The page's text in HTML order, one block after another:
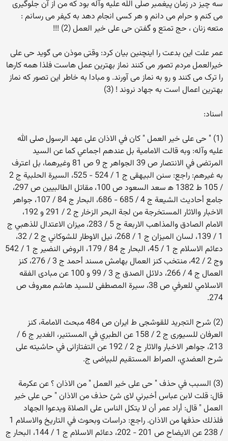
سه چيز در زمان پيغمبر صلّى اللّه عليه وآله بود كه من از آن جلوگيرى
مى كنم و حرام مى دانم و هر كسى انجام دهد به كيفر مى رسانم :
متعه زنان ، حج تمتع و گفتن حى على خير العمل (2) !!!
عمر علت این بدعت را اینچنین بیان کرد: وقتی موذن می گوید حی علی
خیرالعمل مردم تصور می کنند نماز بهترین عمل هاست فلذا همه کارها
را ترک می کنند و رو به نماز می آورند. و مبادا به خاطر این تصور که نماز
بهترین اعمال است به جهاد نروند ! (3)
اسناد:
(1) " حى على خير العمل " كان في الاذان على عهد الرسول صلى الله
عليه وآله: وبه قالت الامامية بل عندهم اجماعي كما عن السيد
المرتضى في الانتصار ص 39 الجواهر ج 9 ص 81 وغيرهما، بل اعترف
به غيرهم: راجع: سنن البيهقى ج 1 / 524 - 525، السيرة الحلبية ج 2
/ 105 ط 1382 ه‍ سعد السعود ص 100، مقاتل الطالبيين ص 297،
جامع أحاديث الشيعة ج 4 / 685 - 686، البحار ج 84 / 107، جواهر
الاخبار والاثار المستخرجة من لجة البحر الزخار ج 2 / 291 و 192،
الامام الصادق والمذاهب الاربعة ج 5 / 283، ميزان الاعتدال للذهبي ج
1 / 139، لسان الميزان ج 1 / 268، نيل الاوطار للشوكاني ج 2 / 32،
دعائم الاسلام ج 1 / 45، البحار ج 84 / 179، الروض النضير ج 1 / 542
وج 2 / 42، منتخب كنز العمال بهامش مسند أحمد ج 3 / 276، كنز
العمال ج 4 / 266، دلائل الصدق ج 3 / 99 و 100 عن مبادى الفقه
الاسلامي للعرفي ص 38، سيرة المصطفى للسيد هاشم معروف ص
274.
(2) شرح التجريد للقوشجى ط ايران ص 484 مبحث الامامة، كنز
العرفان للسيورى ج 2 / 158 عن الطبري في المستنير، الغدير ج 6 /
213، جواهر الاخبار والاثار ج 2 / 192 عن التفتازانى في حاشيته على
شرح العضدي، الصراط المستقيم للبياضى ج.
(3) السبب في حذف " حى على خير العمل " من الاذان ؟ عن عكرمة
قال: قلت لابن عباس أخبرني لاى شئ حذف من الاذان " حى على خير
العمل " قال: أراد عمر أن لا يتكل الناس على الصلاة ويدعوا الجهاد
فلذلك حذفها من الاذان. راجع: دراسات وبحوث في التاريخ والاسلام 1
/ 238 عن الايضاح ص 201 - 202، دعائم الاسلام ج 1 / 144، البحار ج